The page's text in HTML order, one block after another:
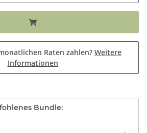
Raten zahlen? Weitere
Informationen
Bundle: